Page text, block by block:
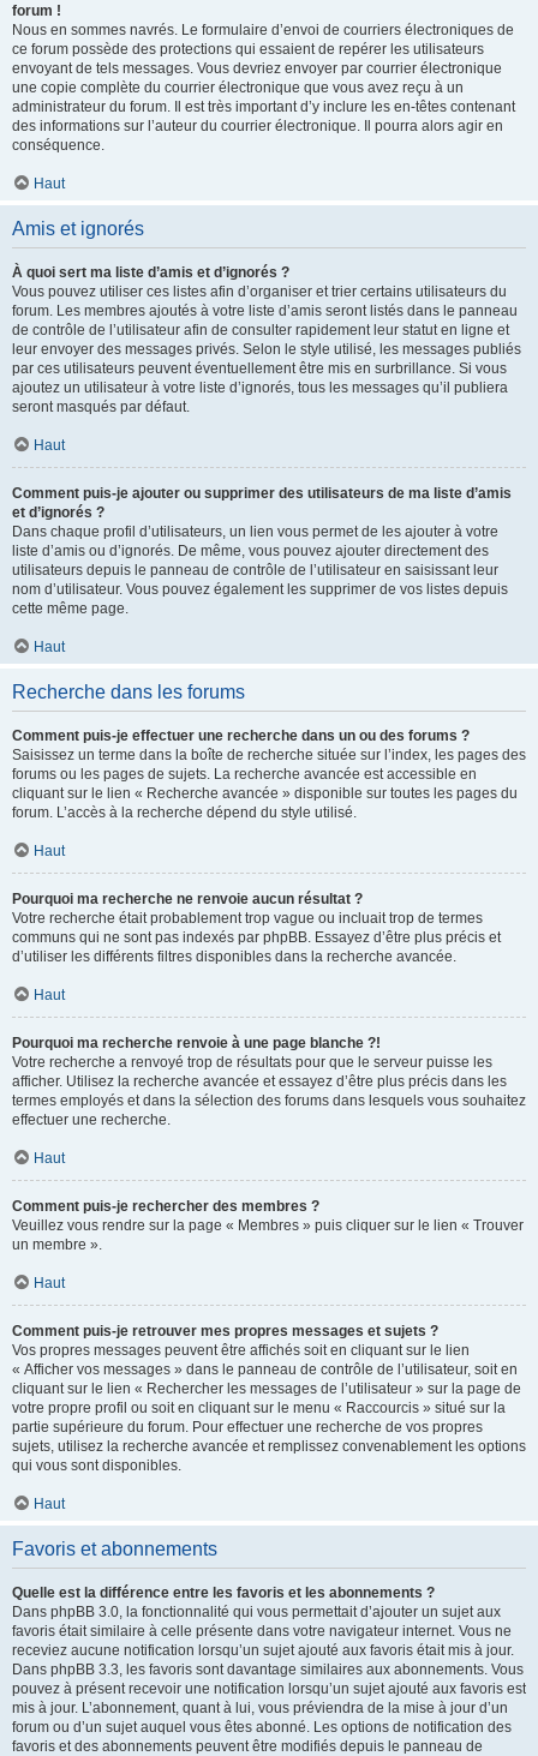
forum !
Nous en sommes navrés. Le formulaire d’envoi de courriers électroniques de
ce forum possède des protections qui essaient de repérer les utilisateurs
envoyant de tels messages. Vous devriez envoyer par courrier électronique
une copie complète du courrier électronique que vous avez reçu à un
administrateur du forum. Il est très important d’y inclure les en-têtes contenant
des informations sur l’auteur du courrier électronique. Il pourra alors agir en
conséquence.
Haut
Amis et ignorés
À quoi sert ma liste d’amis et d’ignorés ?
Vous pouvez utiliser ces listes afin d’organiser et trier certains utilisateurs du
forum. Les membres ajoutés à votre liste d’amis seront listés dans le panneau
de contrôle de l’utilisateur afin de consulter rapidement leur statut en ligne et
leur envoyer des messages privés. Selon le style utilisé, les messages publiés
par ces utilisateurs peuvent éventuellement être mis en surbrillance. Si vous
ajoutez un utilisateur à votre liste d’ignorés, tous les messages qu’il publiera
seront masqués par défaut.
Haut
Comment puis-je ajouter ou supprimer des utilisateurs de ma liste d’amis
et d’ignorés ?
Dans chaque profil d’utilisateurs, un lien vous permet de les ajouter à votre
liste d’amis ou d’ignorés. De même, vous pouvez ajouter directement des
utilisateurs depuis le panneau de contrôle de l’utilisateur en saisissant leur
nom d’utilisateur. Vous pouvez également les supprimer de vos listes depuis
cette même page.
Haut
Recherche dans les forums
Comment puis-je effectuer une recherche dans un ou des forums ?
Saisissez un terme dans la boîte de recherche située sur l’index, les pages des
forums ou les pages de sujets. La recherche avancée est accessible en
cliquant sur le lien « Recherche avancée » disponible sur toutes les pages du
forum. L’accès à la recherche dépend du style utilisé.
Haut
Pourquoi ma recherche ne renvoie aucun résultat ?
Votre recherche était probablement trop vague ou incluait trop de termes
communs qui ne sont pas indexés par phpBB. Essayez d’être plus précis et
d’utiliser les différents filtres disponibles dans la recherche avancée.
Haut
Pourquoi ma recherche renvoie à une page blanche ?!
Votre recherche a renvoyé trop de résultats pour que le serveur puisse les
afficher. Utilisez la recherche avancée et essayez d’être plus précis dans les
termes employés et dans la sélection des forums dans lesquels vous souhaitez
effectuer une recherche.
Haut
Comment puis-je rechercher des membres ?
Veuillez vous rendre sur la page « Membres » puis cliquer sur le lien « Trouver
un membre ».
Haut
Comment puis-je retrouver mes propres messages et sujets ?
Vos propres messages peuvent être affichés soit en cliquant sur le lien
« Afficher vos messages » dans le panneau de contrôle de l’utilisateur, soit en
cliquant sur le lien « Rechercher les messages de l’utilisateur » sur la page de
votre propre profil ou soit en cliquant sur le menu « Raccourcis » situé sur la
partie supérieure du forum. Pour effectuer une recherche de vos propres
sujets, utilisez la recherche avancée et remplissez convenablement les options
qui vous sont disponibles.
Haut
Favoris et abonnements
Quelle est la différence entre les favoris et les abonnements ?
Dans phpBB 3.0, la fonctionnalité qui vous permettait d’ajouter un sujet aux
favoris était similaire à celle présente dans votre navigateur internet. Vous ne
receviez aucune notification lorsqu’un sujet ajouté aux favoris était mis à jour.
Dans phpBB 3.3, les favoris sont davantage similaires aux abonnements. Vous
pouvez à présent recevoir une notification lorsqu’un sujet ajouté aux favoris est
mis à jour. L’abonnement, quant à lui, vous préviendra de la mise à jour d’un
forum ou d’un sujet auquel vous êtes abonné. Les options de notification des
favoris et des abonnements peuvent être modifiés depuis le panneau de